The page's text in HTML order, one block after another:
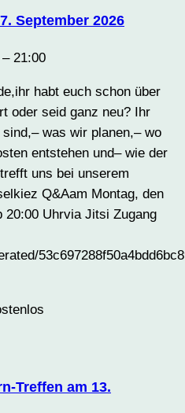
September 2026
– 21:00
habt euch schon über
oder seid ganz neu? Ihr
was wir planen,– wo
entstehen und– wie der
uns bei unserem
Q&Aam Montag, den
20:00 Uhrvia Jitsi Zugang
Treffen am 13.